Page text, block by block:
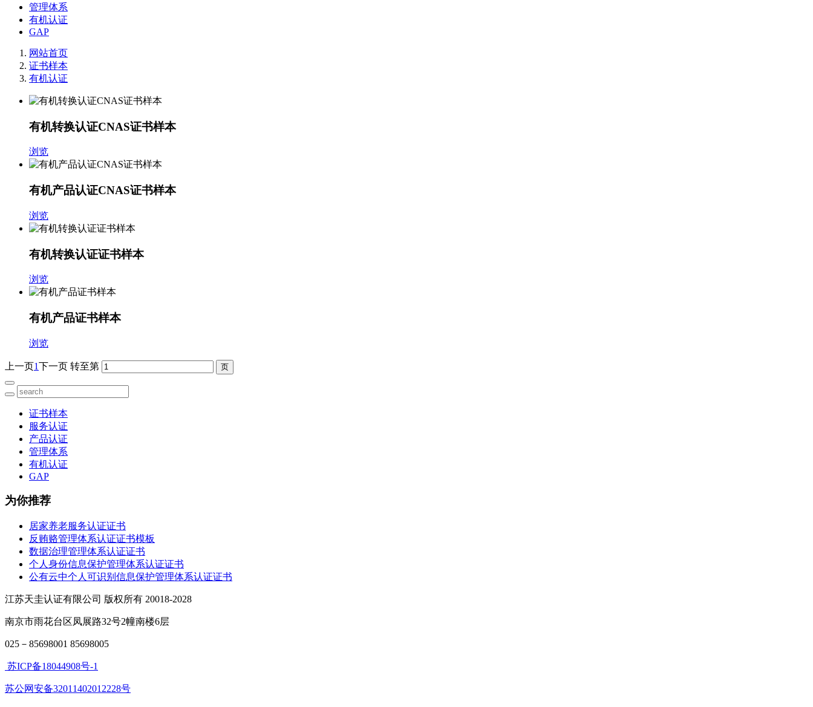
管理体系
有机认证
GAP
网站首页
证书样本
有机认证
有机转换认证CNAS证书样本
浏览
有机产品认证CNAS证书样本
浏览
有机转换认证证书样本
浏览
有机产品证书样本
浏览
上一页1下一页 转至第
证书样本
服务认证
产品认证
管理体系
有机认证
GAP
为你推荐
居家养老服务认证证书
反贿赂管理体系认证证书模板
数据治理管理体系认证证书
个人身份信息保护管理体系认证证书
公有云中个人可识别信息保护管理体系认证证书
江苏天圭认证有限公司 版权所有 20018-2028
南京市雨花台区凤展路32号2幢南楼6层
025－85698001 85698005
苏ICP备18044908号-1
苏公网安备32011402012228号